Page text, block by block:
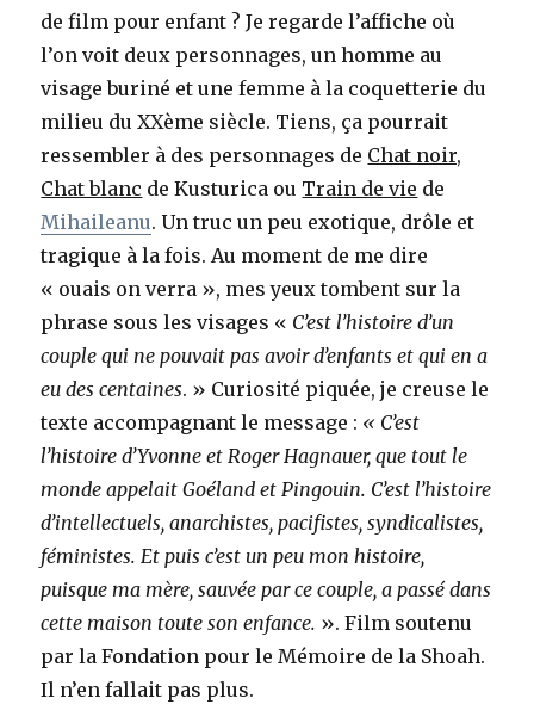
de film pour enfant ? Je regarde l’affiche où
l’on voit deux personnages, un homme au
visage buriné et une femme à la coquetterie du
milieu du XXème siècle. Tiens, ça pourrait
ressembler à des personnages de Chat noir,
Chat blanc de Kusturica ou Train de vie de
Mihaileanu. Un truc un peu exotique, drôle et
tragique à la fois. Au moment de me dire
« ouais on verra », mes yeux tombent sur la
phrase sous les visages « C’est l’histoire d’un
couple qui ne pouvait pas avoir d’enfants et qui en a
eu des centaines. » Curiosité piquée, je creuse le
texte accompagnant le message : « C’est
l’histoire d’Yvonne et Roger Hagnauer, que tout le
monde appelait Goéland et Pingouin. C’est l’histoire
d’intellectuels, anarchistes, pacifistes, syndicalistes,
féministes. Et puis c’est un peu mon histoire,
puisque ma mère, sauvée par ce couple, a passé dans
cette maison toute son enfance. ». Film soutenu
par la Fondation pour le Mémoire de la Shoah.
Il n’en fallait pas plus.